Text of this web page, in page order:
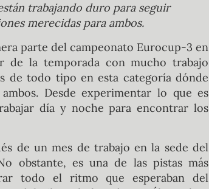
trabajando duro para seguir
merecidas para ambos.
parte del campeonato Eurocup-3 en
de la temporada con mucho trabajo
de todo tipo en esta categoría dónde
Desde experimentar lo que es
día y noche para encontrar los
de un mes de trabajo en la sede del
obstante, es una de las pistas más
todo el ritmo que esperaban del